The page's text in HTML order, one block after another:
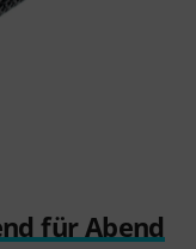
für Abend